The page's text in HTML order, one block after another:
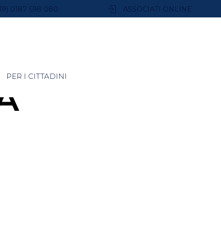
0187 598 080 ASSOCIATI ONLINE
PER I CITTADINI